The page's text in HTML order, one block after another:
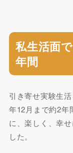
私生活面
年間
引き寄せ実験生
年12月まで約2年
に、楽しく、幸
した。